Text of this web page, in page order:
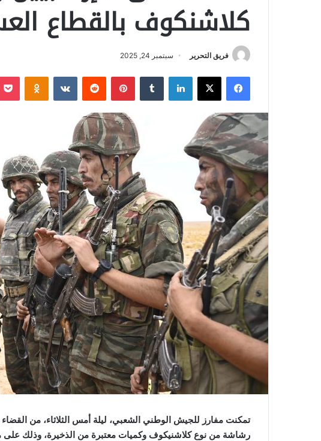
كلاشنكوف بالقطاع
فريق التحرير سبتمبر 24, 2025
فيسبوك ‫X لينكدإن بينتيريست
تمكنت مفارز للجيش الوطني الشعبي، ليلة أمس الثلاثاء، من
رشاشة من نوع كلاشنيكوف وكميات معتبرة من الذخيرة، وذلك على